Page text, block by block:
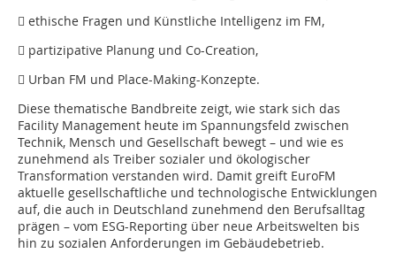
 ethische Fragen und Künstliche ­Intelligenz im FM,
 partizipative Planung und Co-­Creation,
 Urban FM und Place-Making-­Konzepte.
Diese thematische Bandbreite zeigt, wie stark sich das
Facility Management heute im Spannungsfeld zwischen
Technik, Mensch und Gesellschaft bewegt – und wie es
zunehmend als Treiber sozialer und ökologischer
Transformation verstanden wird. Damit greift EuroFM
aktuelle gesellschaftliche und technologische Entwicklungen
auf, die auch in Deutschland zunehmend den Berufsalltag
prägen – vom ESG-Reporting über neue Arbeitswelten bis
hin zu sozialen Anforderungen im Gebäudebetrieb.